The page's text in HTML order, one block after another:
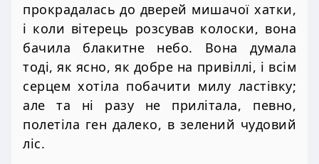
прокрадалась до дверей мишачої хатки,
і коли вітерець розсував колоски, вона
бачила блакитне небо. Вона думала
тоді, як ясно, як добре на привіллі, і всім
серцем хотіла побачити милу ластівку;
але та ні разу не прилітала, певно,
полетіла ген далеко, в зелений чудовий
ліс.